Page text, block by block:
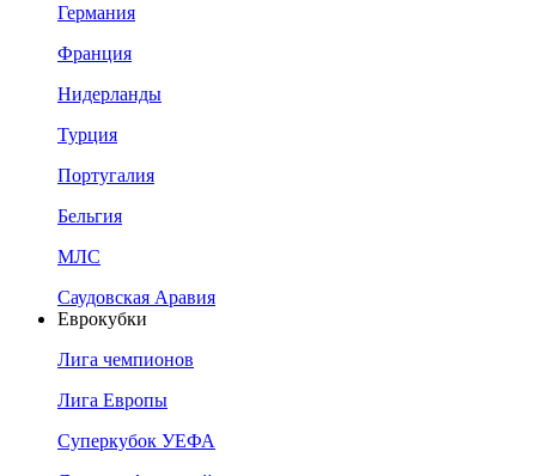
Германия
Франция
Нидерланды
Турция
Португалия
Бельгия
МЛС
Саудовская Аравия
Еврокубки
Лига чемпионов
Лига Европы
Суперкубок УЕФА